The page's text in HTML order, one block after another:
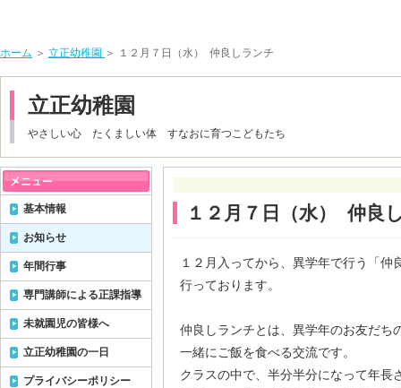
ホーム ＞ 立正幼稚園 ＞ １２月７日（水） 仲良しランチ
立正幼稚園
やさしい心 たくましい体 すなおに育つこどもたち
１２月７日（水） 仲良
１２月入ってから、異学年で行う「仲
行っております。
仲良しランチとは、異学年のお友だち
一緒にご飯を食べる交流です。
クラスの中で、半分半分になって年長
基本情報
お知らせ
年間行事
専門講師による正課指導
未就園児の皆様へ
立正幼稚園の一日
プライバシーポリシー